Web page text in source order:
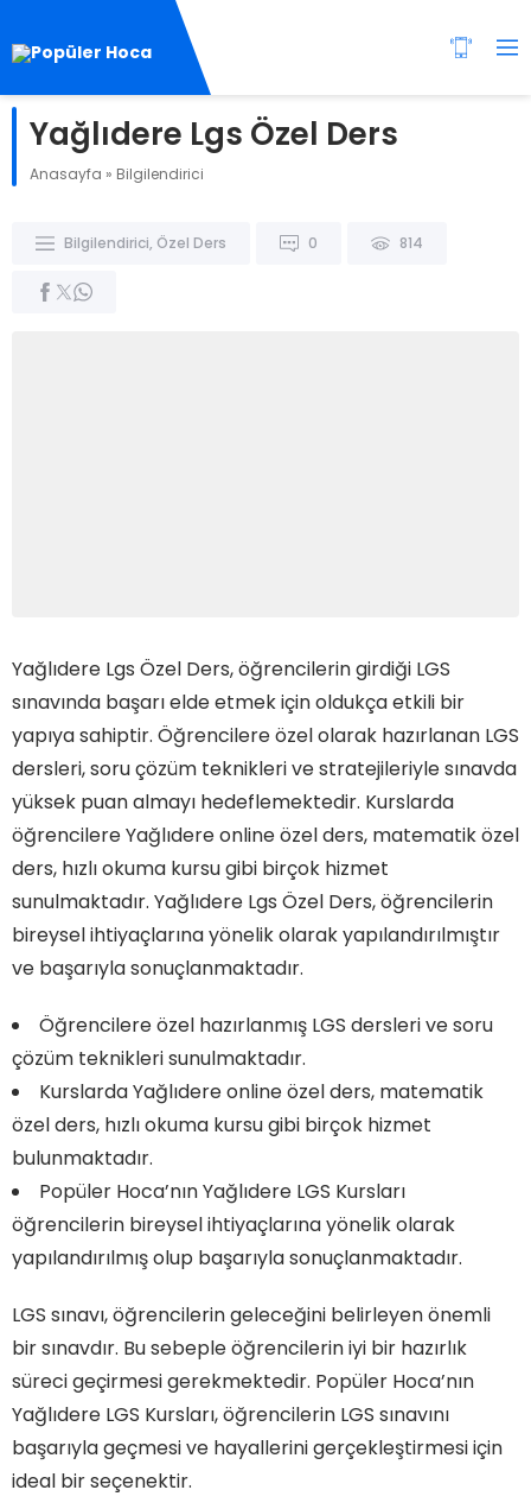
Yağlıdere Lgs Özel Ders
Anasayfa » Bilgilendirici
Bilgilendirici, Özel Ders 0 814
Yağlıdere Lgs Özel Ders, öğrencilerin girdiği LGS
sınavında başarı elde etmek için oldukça etkili bir
yapıya sahiptir. Öğrencilere özel olarak hazırlanan LGS
dersleri, soru çözüm teknikleri ve stratejileriyle sınavda
yüksek puan almayı hedeflemektedir. Kurslarda
öğrencilere Yağlıdere online özel ders, matematik özel
ders, hızlı okuma kursu gibi birçok hizmet
sunulmaktadır. Yağlıdere Lgs Özel Ders, öğrencilerin
bireysel ihtiyaçlarına yönelik olarak yapılandırılmıştır
ve başarıyla sonuçlanmaktadır.
Öğrencilere özel hazırlanmış LGS dersleri ve soru
çözüm teknikleri sunulmaktadır.
Kurslarda Yağlıdere online özel ders, matematik
özel ders, hızlı okuma kursu gibi birçok hizmet
bulunmaktadır.
Popüler Hoca’nın Yağlıdere LGS Kursları
öğrencilerin bireysel ihtiyaçlarına yönelik olarak
yapılandırılmış olup başarıyla sonuçlanmaktadır.
LGS sınavı, öğrencilerin geleceğini belirleyen önemli
bir sınavdır. Bu sebeple öğrencilerin iyi bir hazırlık
süreci geçirmesi gerekmektedir. Popüler Hoca’nın
Yağlıdere LGS Kursları, öğrencilerin LGS sınavını
başarıyla geçmesi ve hayallerini gerçekleştirmesi için
ideal bir seçenektir.